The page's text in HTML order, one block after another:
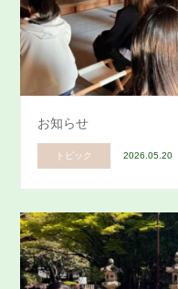
お知らせ
トピック 2026.05.20